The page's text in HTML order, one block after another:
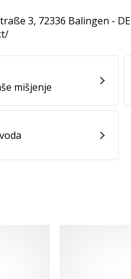
3, 72336 Balingen - DE
mišjenje